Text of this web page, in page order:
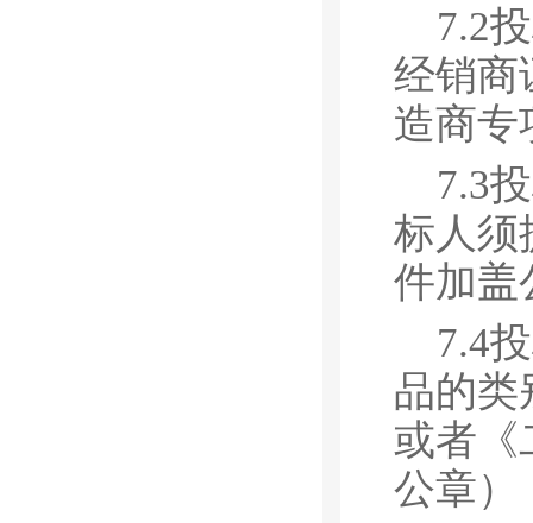
7.2
经销商
造商专
7.3
标人须
件加盖
7.4
品的类
或者《
公章）